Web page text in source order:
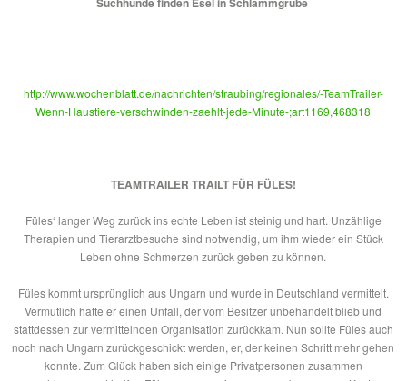
http://www.wochenblatt.de/nachrichten/straubing/regionales/-TeamTrailer-
Wenn-Haustiere-verschwinden-zaehlt-jede-Minute-;art1169,468318
TEAMTRAILER TRAILT FÜR FÜLES!
Füles‘ langer Weg zurück ins echte Leben ist steinig und hart. Unzählige
Therapien und Tierarztbesuche sind notwendig, um ihm wieder ein Stück
Leben ohne Schmerzen zurück geben zu können.
Füles kommt ursprünglich aus Ungarn und wurde in Deutschland vermittelt.
Vermutlich hatte er einen Unfall, der vom Besitzer unbehandelt blieb und
stattdessen zur vermittelnden Organisation zurückkam. Nun sollte Füles auch
noch nach Ungarn zurückgeschickt werden, er, der keinen Schritt mehr gehen
konnte. Zum Glück haben sich einige Privatpersonen zusammen